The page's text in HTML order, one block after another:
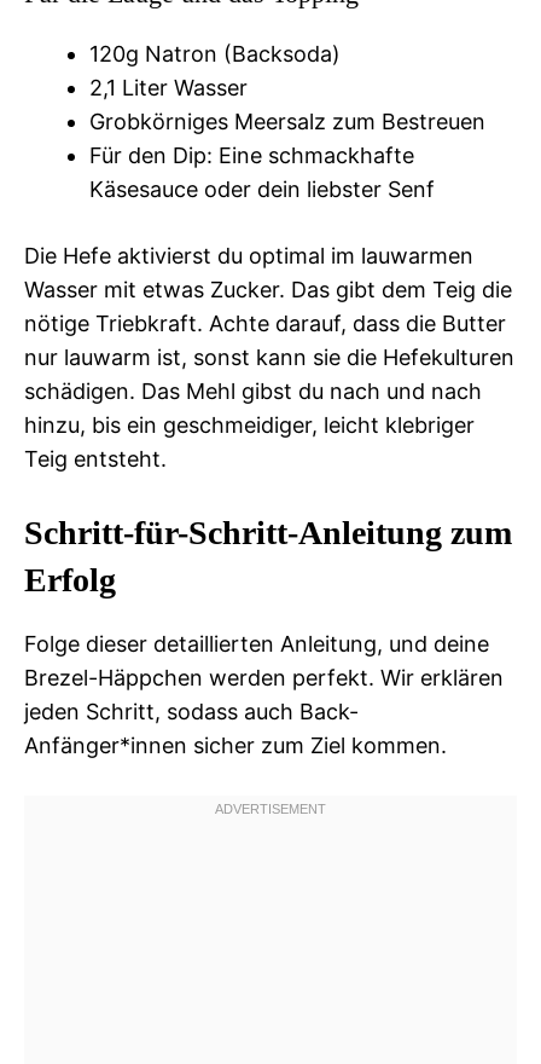
120g Natron (Backsoda)
2,1 Liter Wasser
Grobkörniges Meersalz zum Bestreuen
Für den Dip: Eine schmackhafte
Käsesauce oder dein liebster Senf
Die Hefe aktivierst du optimal im lauwarmen
Wasser mit etwas Zucker. Das gibt dem Teig die
nötige Triebkraft. Achte darauf, dass die Butter
nur lauwarm ist, sonst kann sie die Hefekulturen
schädigen. Das Mehl gibst du nach und nach
hinzu, bis ein geschmeidiger, leicht klebriger
Teig entsteht.
Schritt-für-Schritt-Anleitung zum
Erfolg
Folge dieser detaillierten Anleitung, und deine
Brezel-Häppchen werden perfekt. Wir erklären
jeden Schritt, sodass auch Back-
Anfänger*innen sicher zum Ziel kommen.